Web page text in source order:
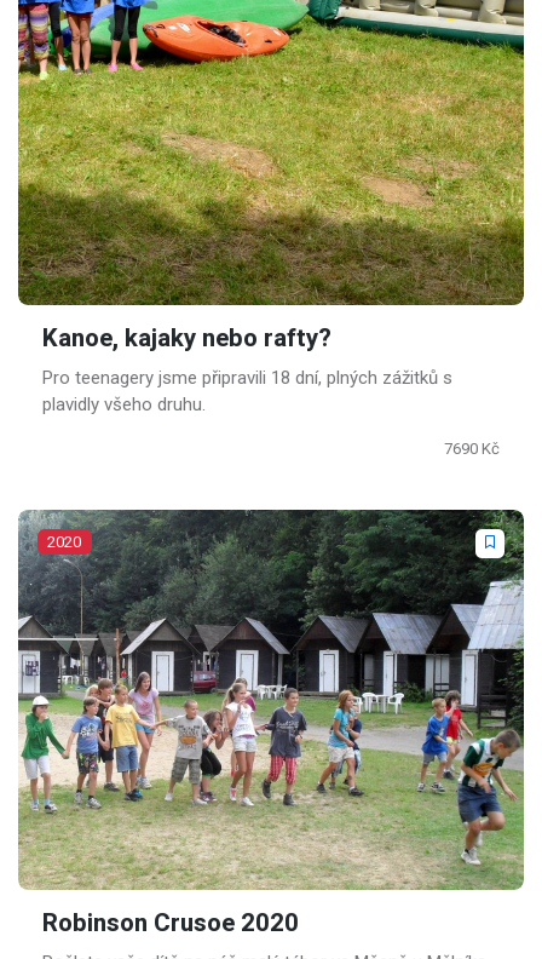
Kanoe, kajaky nebo rafty?
Pro teenagery jsme připravili 18 dní, plných zážitků s
plavidly všeho druhu.
7690 Kč
2020
Robinson Crusoe 2020